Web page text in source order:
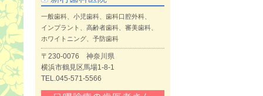
一般歯科、小児歯科、歯科口腔外科、
インプラント、高齢者歯科、審美歯科、
ホワイトニング、予防歯科
〒230-0076 神奈川県
横浜市鶴見区馬場1-8-1
TEL.045-571-5566